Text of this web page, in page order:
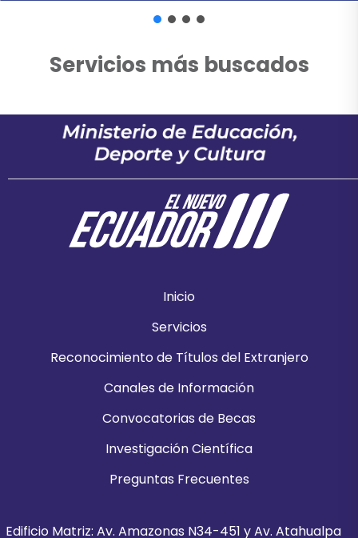
Servicios más buscados
Inicio
Servicios
Reconocimiento de Títulos del Extranjero
Canales de Información
Convocatorias de Becas
Investigación Científica
Preguntas Frecuentes
Edificio Matriz: Av. Amazonas N34-451 y Av. Atahualpa